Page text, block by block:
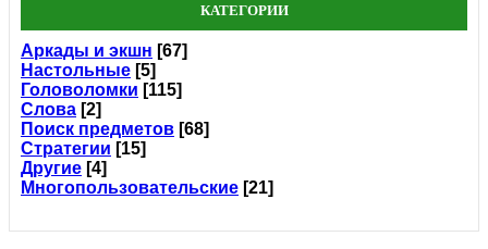
КАТЕГОРИИ
Аркады и экшн [67]
Настольные [5]
Головоломки [115]
Слова [2]
Поиск предметов [68]
Стратегии [15]
Другие [4]
Многопользовательские [21]